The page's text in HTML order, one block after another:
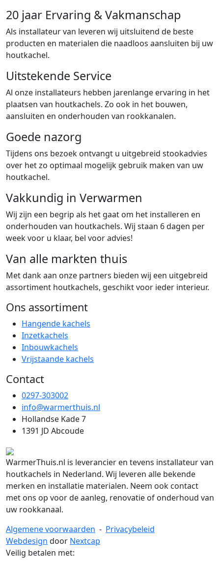
20 jaar Ervaring & Vakmanschap
Als installateur van leveren wij uitsluitend de beste
producten en materialen die naadloos aansluiten bij uw
houtkachel.
Uitstekende Service
Al onze installateurs hebben jarenlange ervaring in het
plaatsen van houtkachels. Zo ook in het bouwen,
aansluiten en onderhouden van rookkanalen.
Goede nazorg
Tijdens ons bezoek ontvangt u uitgebreid stookadvies
over het zo optimaal mogelijk gebruik maken van uw
houtkachel.
Vakkundig in Verwarmen
Wij zijn een begrip als het gaat om het installeren en
onderhouden van houtkachels. Wij staan 6 dagen per
week voor u klaar, bel voor advies!
Van alle markten thuis
Met dank aan onze partners bieden wij een uitgebreid
assortiment houtkachels, geschikt voor ieder interieur.
Ons assortiment
Hangende kachels
Inzetkachels
Inbouwkachels
Vrijstaande kachels
Contact
0297-303002
info@warmerthuis.nl
Hollandse Kade 7
1391 JD Abcoude
WarmerThuis.nl is leverancier en tevens installateur van
houtkachels in Nederland. Wij leveren alle bekende
merken en installatie materialen. Neem ook contact
met ons op voor de aanleg, renovatie of onderhoud van
uw rookkanaal.
Algemene voorwaarden - Privacybeleid
Webdesign door Nextcap
Veilig betalen met: